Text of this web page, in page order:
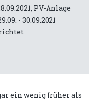
PV-Anlage
- 30.09.2021
ein wenig früher als